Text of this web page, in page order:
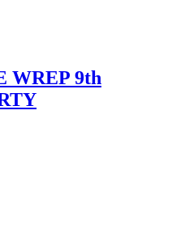
WREP 9th